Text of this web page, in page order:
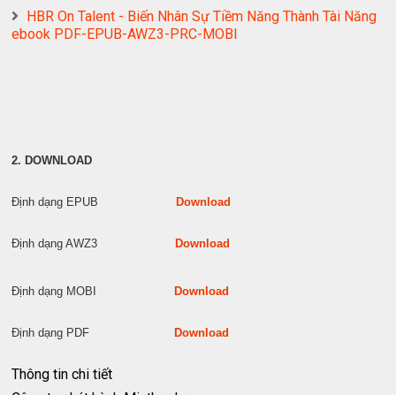
HBR On Talent - Biến Nhân Sự Tiềm Năng Thành Tài Năng
ebook PDF-EPUB-AWZ3-PRC-MOBI
2. DOWNLOAD
Định dạng EPUB Download
Định dạng AWZ3 Download
Định dạng MOBI Download
Định dạng PDF Download
Thông tin chi tiết